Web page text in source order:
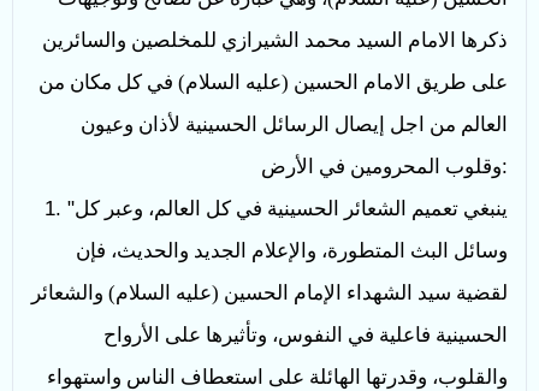
ذكرها الامام السيد محمد الشيرازي للمخلصين والسائرين
على طريق الامام الحسين (عليه السلام) في كل مكان من
العالم من اجل إيصال الرسائل الحسينية لأذان وعيون
وقلوب المحرومين في الأرض:
1. "ينبغي تعميم الشعائر الحسينية في كل العالم، وعبر كل
وسائل البث المتطورة، والإعلام الجديد والحديث، فإن
لقضية سيد الشهداء الإمام الحسين (عليه السلام) والشعائر
الحسينية فاعلية في النفوس، وتأثيرها على الأرواح
والقلوب، وقدرتها الهائلة على استعطاف الناس واستهواء